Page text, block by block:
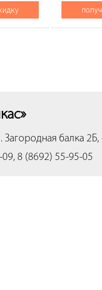
Загородная балка
8 (8692) 55-95-05